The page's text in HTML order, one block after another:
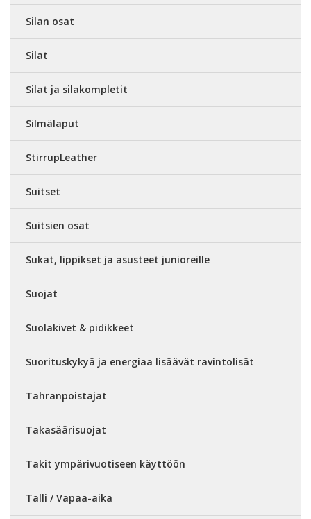
Silan osat
Silat
Silat ja silakompletit
Silmälaput
StirrupLeather
Suitset
Suitsien osat
Sukat, lippikset ja asusteet junioreille
Suojat
Suolakivet & pidikkeet
Suorituskykyä ja energiaa lisäävät ravintolisät
Tahranpoistajat
Takasäärisuojat
Takit ympärivuotiseen käyttöön
Talli / Vapaa-aika